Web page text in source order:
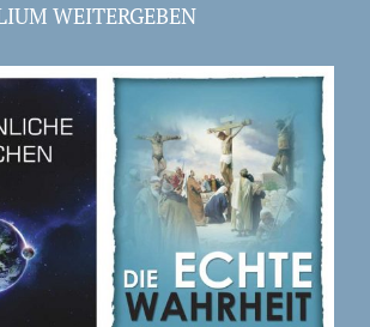
WEITERGEBEN